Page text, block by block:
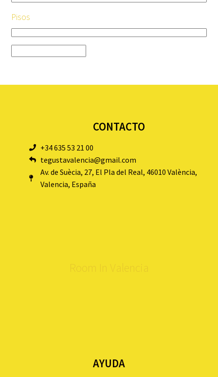
Pisos
CONTACTO
+34 635 53 21 00
tegustavalencia@gmail.com
Av. de Suècia, 27, El Pla del Real, 46010 València,
Valencia, España
Room In Valencia
AYUDA